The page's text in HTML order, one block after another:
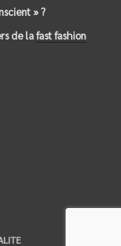
» ?
de lafast fashion